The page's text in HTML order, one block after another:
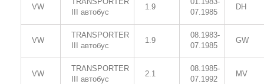
VW
III автобус
1.9
07.1985
DH
VW
TRANSPORTER
III автобус
1.9
08.1983-
07.1985
GW
VW
TRANSPORTER
III автобус
2.1
08.1985-
07.1992
MV